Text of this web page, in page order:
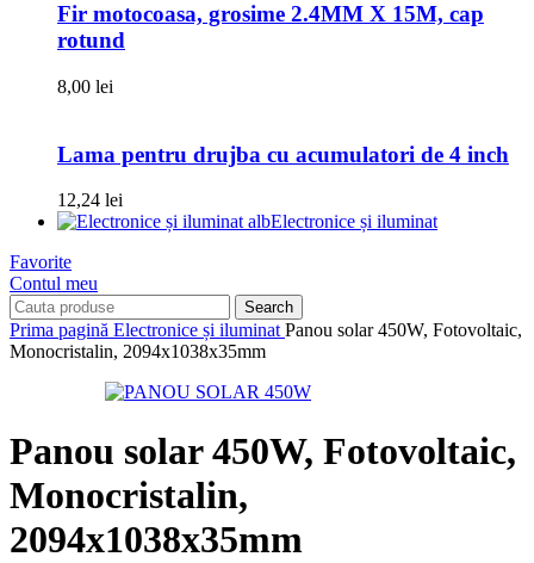
Fir motocoasa, grosime 2.4MM X 15M, cap
rotund
8,00 lei
Lama pentru drujba cu acumulatori de 4 inch
12,24 lei
Electronice și iluminat
Favorite
Contul meu
Search
Prima pagină Electronice și iluminat Panou solar 450W, Fotovoltaic,
Monocristalin, 2094x1038x35mm
Panou solar 450W, Fotovoltaic,
Monocristalin,
2094x1038x35mm